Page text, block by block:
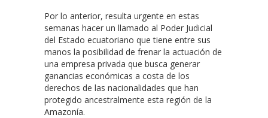
Por lo anterior, resulta urgente en estas
semanas hacer un llamado al Poder Judicial
del Estado ecuatoriano que tiene entre sus
manos la posibilidad de frenar la actuación de
una empresa privada que busca generar
ganancias económicas a costa de los
derechos de las nacionalidades que han
protegido ancestralmente esta región de la
Amazonía.